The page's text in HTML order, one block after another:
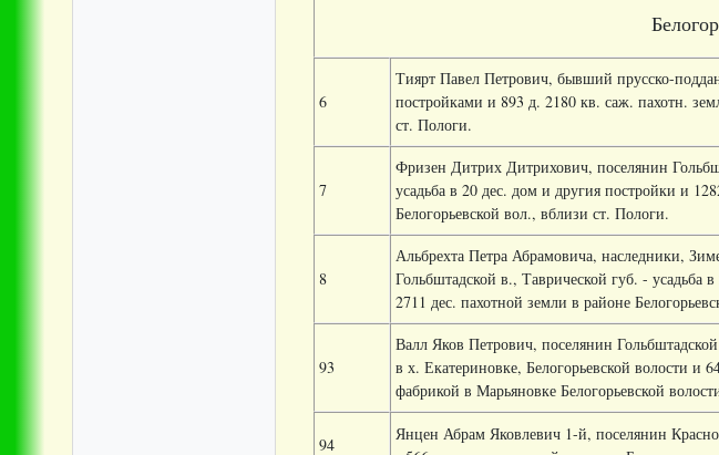
6
Тиярт Павел Петрович, бывший прусско-
постройками и 893 д. 2180 кв. саж. пахотн.
ст. Пологи.
7
Фризен Дитрих Дитрихович, поселянин
усадьба в 20 дес. дом и другия постройки и
Белогорьевской вол., вблизи ст. Пологи.
8
Альбрехта Петра Абрамовича, наследники,
Гольбштадской в., Таврической губ. -
2711 дес. пахотной земли в районе
93
Валл Яков Петрович, поселянин
в х. Екатериновке, Белогорьевской волости и
фабрикой в Марьяновке Белогорьевской
94
Янцен Абрам Яковлевич 1-й, поселянин